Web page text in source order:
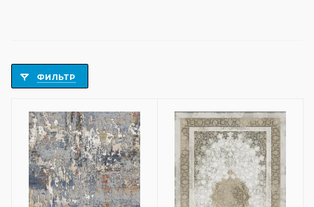
ФИЛЬТР